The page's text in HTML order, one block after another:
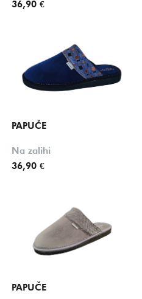
36,90 €
PAPUČE
Na zalihi
36,90 €
PAPUČE